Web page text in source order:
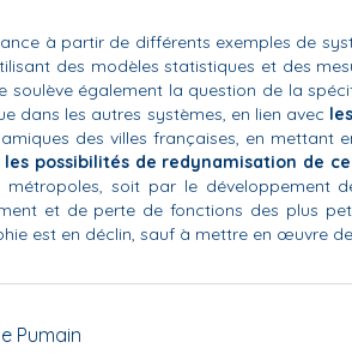
à partir de différents exemples de
des modèles statistiques et des
soulève également la question de la
dans les autres systèmes, en lien avec
des villes françaises, en mettant
les possibilités de redynamisation de
métropoles, soit par le développement
et de perte de fonctions des plus
est en déclin, sauf à mettre en œuvre
Pumain